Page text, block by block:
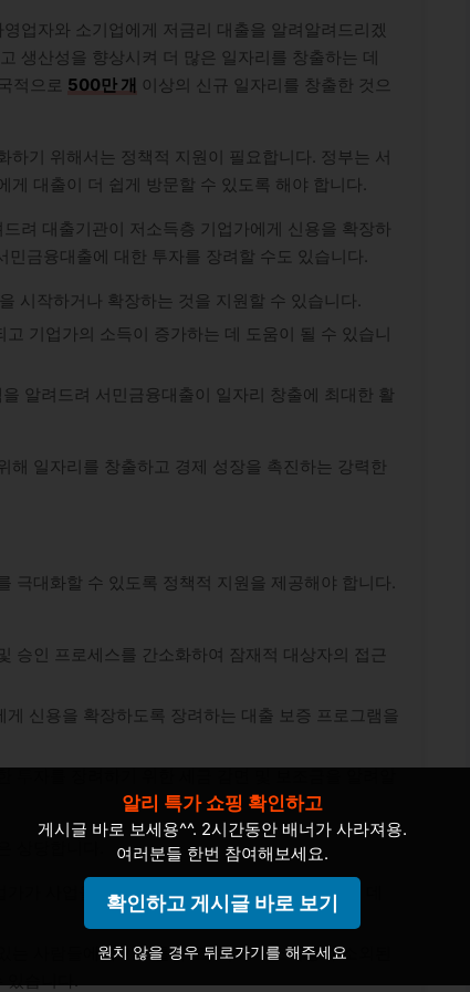
업자와 소기업에게 저금리 대출을 알려알려드리겠
생산성을 향상시켜 더 많은 일자리를 창출하는 데
적으로 500만 개 이상의 신규 일자리를 창출한 것으
기 위해서는 정책적 지원이 필요합니다. 정부는 서
대출이 더 쉽게 방문할 수 있도록 해야 합니다.
려 대출기관이 저소득층 기업가에게 신용을 확장하
민금융대출에 대한 투자를 장려할 수도 있습니다.
시작하거나 확장하는 것을 지원할 수 있습니다.
기업가의 소득이 증가하는 데 도움이 될 수 있습니
알려드려 서민금융대출이 일자리 창출에 최대한 활
일자리를 창출하고 경제 성장을 촉진하는 강력한
극대화할 수 있도록 정책적 지원을 제공해야 합니다.
승인 프로세스를 간소화하여 잠재적 대상자의 접근
신용을 확장하도록 장려하는 대출 보증 프로그램을
투자를 장려하기 위한 세금 감면 및 보조금을 알려알
상당합니다.
가 사업을 성장시키고 생활 수준을 향상시키는 데
사람들에게 기회를 주고, 특히 저소득층과 소외된
습니다.
알리 특가 쇼핑 확인하고
게시글 바로 보세용^^. 2시간동안 배너가 사라져용.
여러분들 한번 참여해보세요.
확인하고 게시글 바로 보기
원치 않을 경우 뒤로가기를 해주세요